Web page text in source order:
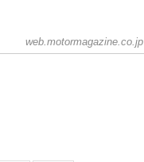
web.motormagazine.co.jp